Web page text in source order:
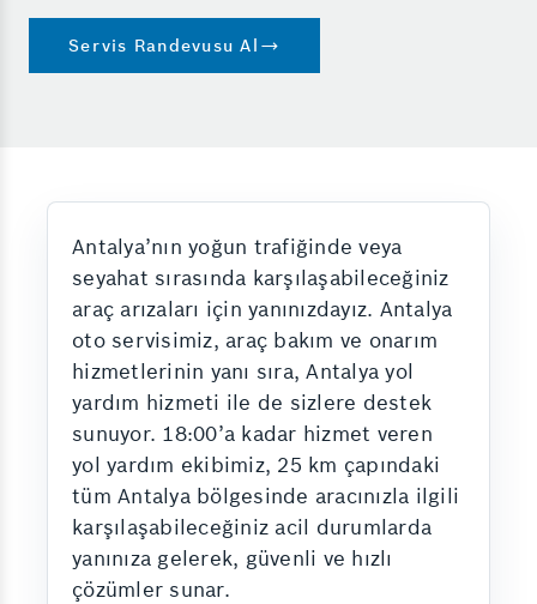
Servis Randevusu Al
Antalya’nın yoğun trafiğinde veya
seyahat sırasında karşılaşabileceğiniz
araç arızaları için yanınızdayız. Antalya
oto servisimiz, araç bakım ve onarım
hizmetlerinin yanı sıra, Antalya yol
yardım hizmeti ile de sizlere destek
sunuyor. 18:00’a kadar hizmet veren
yol yardım ekibimiz, 25 km çapındaki
tüm Antalya bölgesinde aracınızla ilgili
karşılaşabileceğiniz acil durumlarda
yanınıza gelerek, güvenli ve hızlı
çözümler sunar.